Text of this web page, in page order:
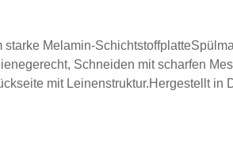
Melamin-
Schneiden mit scharfen
mit Leinenstruktur.Hergestellt in